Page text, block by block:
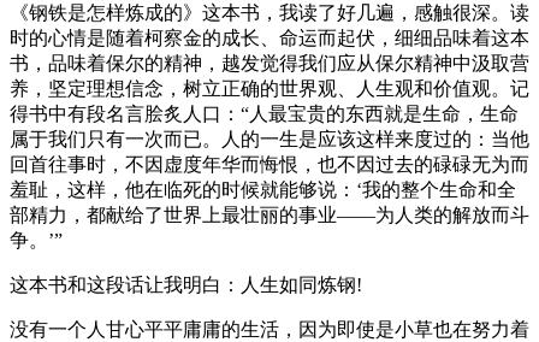
《钢铁是怎样炼成的》这本书，我读了好几遍，感触很深。读
时的心情是随着柯察金的成长、命运而起伏，细细品味着这本
书，品味着保尔的精神，越发觉得我们应从保尔精神中汲取营
养，坚定理想信念，树立正确的世界观、人生观和价值观。记
得书中有段名言脍炙人口：“人最宝贵的东西就是生命，生命
属于我们只有一次而已。人的一生是应该这样来度过的：当他
回首往事时，不因虚度年华而悔恨，也不因过去的碌碌无为而
羞耻，这样，他在临死的时候就能够说：‘我的整个生命和全
部精力，都献给了世界上最壮丽的事业——为人类的解放而斗
争。’”
这本书和这段话让我明白：人生如同炼钢!
没有一个人甘心平平庸庸的生活，因为即使是小草也在努力着